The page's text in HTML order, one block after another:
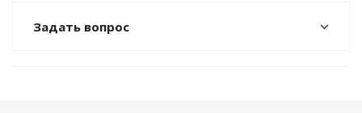
Задать вопрос